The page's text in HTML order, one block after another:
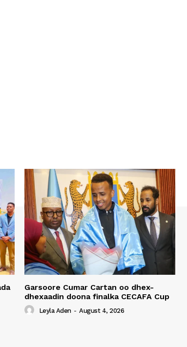
Garsoore Cumar Cartan oo dhex-
dhexaadin doona finalka CECAFA Cup
Leyla Aden - August 4, 2026